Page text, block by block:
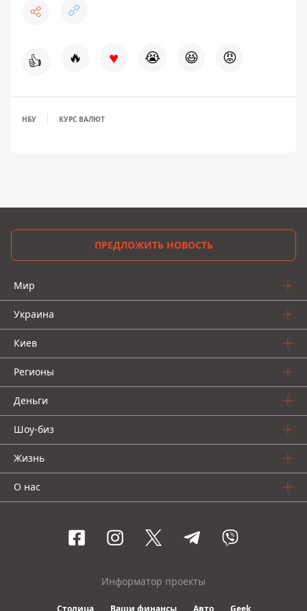
👍 🔥 ♥ 😭 😆 😡
НБУ КУРС ВАЛЮТ
ПРЕДЛОЖИТЬ НОВОСТЬ
Мир
Украина
Киев
Регионы
Деньги
Шоу-биз
Жизнь
О нас
Информатор проекты